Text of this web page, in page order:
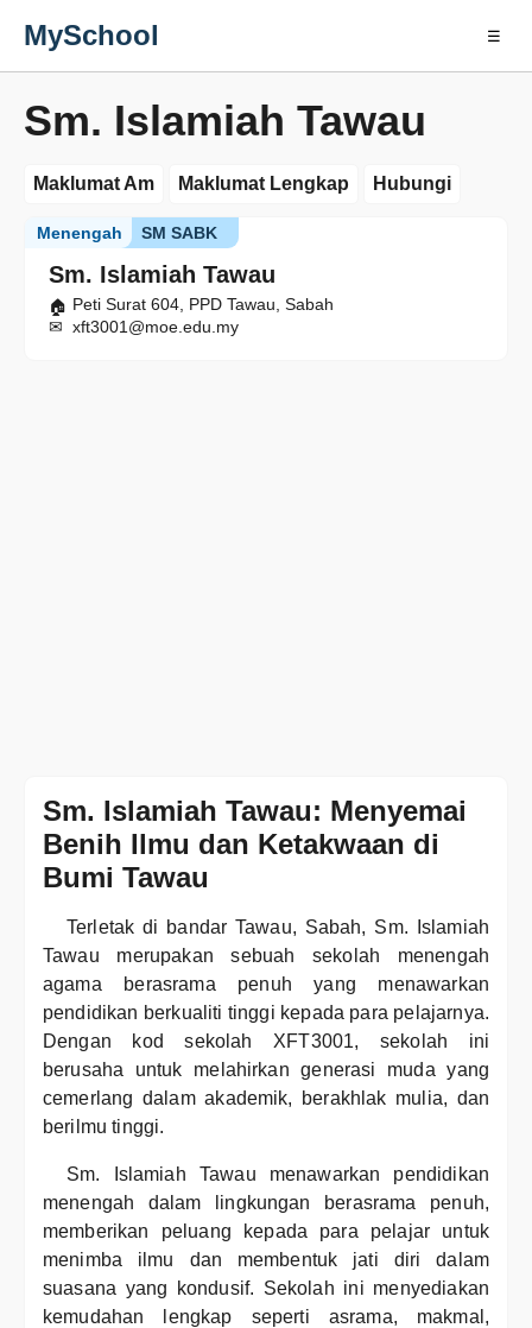
MySchool ☰
Sm. Islamiah Tawau
Maklumat Am Maklumat Lengkap Hubungi
Sm. Islamiah Tawau
SM SABK
Menengah
Peti Surat 604, PPD Tawau, Sabah
xft3001@moe.edu.my
Sm. Islamiah Tawau: Menyemai
Benih Ilmu dan Ketakwaan di
Bumi Tawau
Terletak di bandar Tawau, Sabah, Sm. Islamiah
Tawau merupakan sebuah sekolah menengah
agama berasrama penuh yang menawarkan
pendidikan berkualiti tinggi kepada para pelajarnya.
Dengan kod sekolah XFT3001, sekolah ini
berusaha untuk melahirkan generasi muda yang
cemerlang dalam akademik, berakhlak mulia, dan
berilmu tinggi.
Sm. Islamiah Tawau menawarkan pendidikan
menengah dalam lingkungan berasrama penuh,
memberikan peluang kepada para pelajar untuk
menimba ilmu dan membentuk jati diri dalam
suasana yang kondusif. Sekolah ini menyediakan
kemudahan lengkap seperti asrama, makmal,